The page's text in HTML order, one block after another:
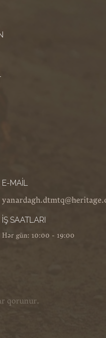
E-MAIL
İŞ SAATLARI
Hər gün: 10:00 - 19:00
qorunur.